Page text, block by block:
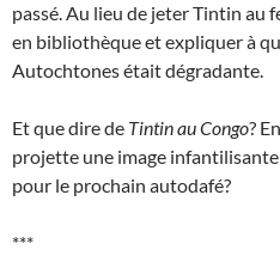
passé. Au lieu de jeter Tintin au
en bibliothèque et expliquer à
Autochtones était dégradante.
Et que dire de Tintin au Congo?
projette une image
pour le prochain autodafé?
***